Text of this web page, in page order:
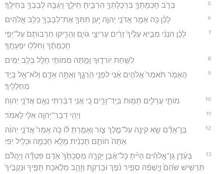
5 בְּרֹ֧ב חָכְמָתְךָ֛ בִּרְכֻלָּתְךָ֖ הִרְבִּ֣יתָ חֵילֶ֑ךָ וַיִּגְבַּ֥הּ לְבָבְךָ֖ בְּחֵילֶֽךָ׃
6 לָכֵ֕ן כֹּ֥ה אָמַ֖ר אֲדֹנָ֣י יְהוִ֑ה יַ֛עַן תִּתְּךָ֥ אֶת־לְבָבְךָ֖ כְּלֵ֥ב אֱלֹהִֽים׃
7
לָכֵ֗ן הִנְנִ֨י מֵבִ֤יא עָלֶ֙יךָ֙ זָרִ֔ים עָרִיצֵ֖י גּוֹיִ֑ם וְהֵרִ֤יקוּ חַרְבוֹתָם֙ עַל־יְפִ֣י
חָכְמָתֶ֔ךָ וְחִלְּל֖וּ יִפְעָתֶֽךָ׃
8 לַשַּׁ֖חַת יֽוֹרִד֑וּךָ וָמַ֛תָּה מְמוֹתֵ֥י חָלָ֖ל בְּלֵ֥ב יַמִּֽים׃
9
הֶאָמֹ֤ר תֹּאמַר֙ אֱלֹהִ֣ים אָ֔נִי לִפְנֵ֖י הֹֽרְגֶ֑ךָ וְאַתָּ֥ה אָדָ֛ם וְלֹא־אֵ֖ל בְּיַ֥ד
מְחַלְלֶֽיךָ׃
10 מוֹתֵ֧י עֲרֵלִ֛ים תָּמ֖וּת בְּיַד־זָרִ֑ים כִּ֚י אֲנִ֣י דִבַּ֔רְתִּי נְאֻ֖ם אֲדֹנָ֥י יְהוִֽה׃
11 וַיְהִ֥י דְבַר־יְהוָ֖ה אֵלַ֥י לֵאמֹֽר׃
12
בֶּן־אָדָ֕ם שָׂ֥א קִינָ֖ה עַל־מֶ֣לֶךְ צ֑וֹר וְאָמַ֣רְתָּ לּ֗וֹ כֹּ֤ה אָמַר֙ אֲדֹנָ֣י יְהוִ֔ה
אַתָּה֙ חוֹתֵ֣ם תָּכְנִ֔ית מָלֵ֥א חָכְמָ֖ה וּכְלִ֥יל יֹֽפִי׃
13
בְּעֵ֨דֶן גַּן־אֱלֹהִ֜ים הָיִ֗יתָ כָּל־אֶ֨בֶן יְקָרָ֤ה מְסֻכָתֶ֙ךָ֙ אֹ֣דֶם פִּטְדָ֞ה וְיָהֲלֹ֗ם
תַּרְשִׁ֥ישׁ שֹׁ֙הַם֙ וְיָ֣שְׁפֵ֔ה סַפִּ֣יר נֹ֔פֶךְ וּבָרְקַ֖ת וְזָהָ֑ב מְלֶ֨אכֶת תֻּפֶּ֤יךָ וּנְקָבֶ֙יךָ֙